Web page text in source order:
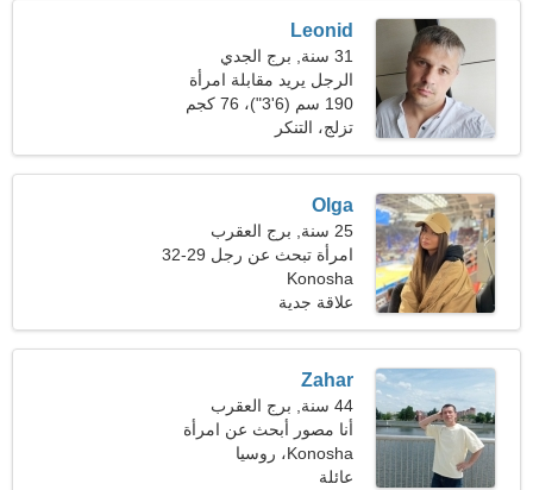
Leonid
31 سنة, برج الجدي
الرجل يريد مقابلة امرأة
190 سم (6'3")، 76 كجم
(167 رطلا)
تزلج، التنكر
Olga
25 سنة, برج العقرب
امرأة تبحث عن رجل 29-32
Konosha
علاقة جدية
Zahar
44 سنة, برج العقرب
أنا مصور أبحث عن امرأة
جميلة
Konosha، روسيا
عائلة